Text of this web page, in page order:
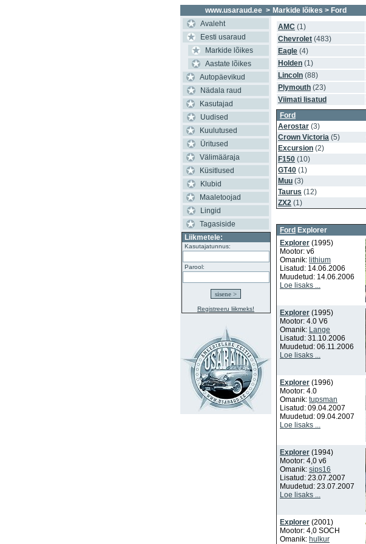
www.usaraud.ee >
Avaleht
Eesti usaraud
Markide lõikes
Aastate lõikes
Autopäevikud
Nädala raud
Kasutajad
Uudised
Kuulutused
Üritused
Välimääraja
Küsitlused
Klubid
Maaletoojad
Lingid
Tagasiside
Liikmetele:
Kasutajatunnus:
Parool:
Registreeru liikmeks!
Markide lõikes > Ford
AMC (1)
Chevrolet (483)
Eagle (4)
Holden (1)
Lincoln (88)
Plymouth (23)
Viimati lisatud
Ford
Aerostar (3)
Crown Victoria (5)
Excursion (2)
F150 (10)
GT40 (1)
Muu (3)
Taurus (12)
ZX2 (1)
Ford Explorer
Explorer (1995)
Mootor: v6
Omanik: lithium
Lisatud: 14.06.2006
Muudetud: 14.06.2006
Loe lisaks ...
Explorer (1995)
Mootor: 4.0 V6
Omanik: Lange
Lisatud: 31.10.2006
Muudetud: 06.11.2006
Loe lisaks ...
Explorer (1996)
Mootor: 4.0
Omanik: tupsman
Lisatud: 09.04.2007
Muudetud: 09.04.2007
Loe lisaks ...
Explorer (1994)
Mootor: 4,0 v6
Omanik: sips16
Lisatud: 23.07.2007
Muudetud: 23.07.2007
Loe lisaks ...
Explorer (2001)
Mootor: 4,0 SOCH
Omanik: hulkur